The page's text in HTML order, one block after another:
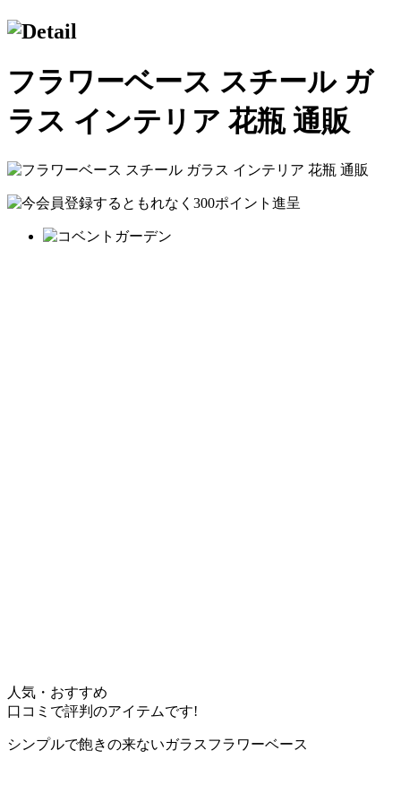
フラワーベース スチール ガ
ラス インテリア 花瓶 通販
人気・おすすめ
口コミで評判のアイテムです!
シンプルで飽きの来ないガラスフラワーベース